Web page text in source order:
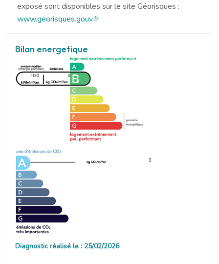
exposé sont disponibles sur le site Géorisques :
www.georisques.gouv.fr
Bilan energetique
100 3
3
Diagnostic réalisé le : 25/02/2026